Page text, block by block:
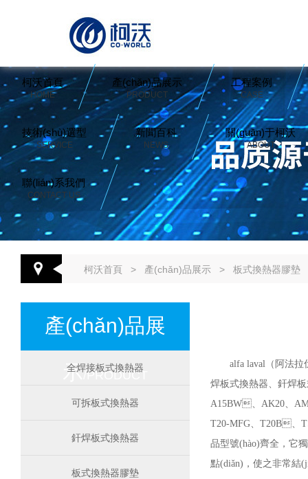
柯沃首頁
HOME
產(chǎn)品展示
PRODUCT
工程案例
CASE
技術(shù)選型
SERVICE
新聞百科
NEWS
關(guān)于柯沃
ABOUT
聯(lián)系我們
CONTACT US
柯沃首頁 > 產(chǎn)品展示 > 板式換熱器膠墊
產(chǎn)品展
示 /PRODUCT
全焊接板式換熱器
可拆板式換熱器
釬焊板式換熱器
板式換熱器膠墊
alfa laval（阿法拉伐
焊板式換熱器、釬焊板
A15BW、AK20、
T20-MFG、T20B、
品型號(hào)齊全，它
點(diǎn)，使之非常